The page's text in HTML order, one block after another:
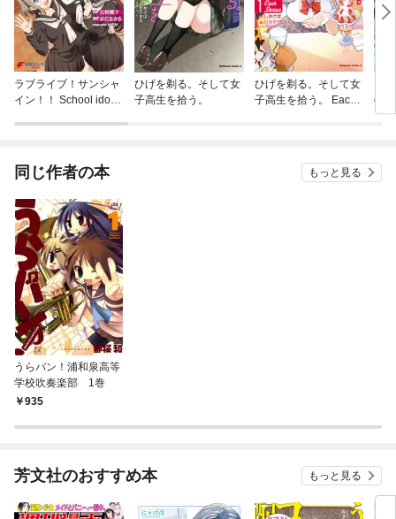
ラブライブ！サンシャ
イン！！ School idol d
ひげを剃る。そして女
子高生を拾う。
ひげを剃る。そして女
子高生を拾う。 Each
dol
ズン
同じ作者の本 もっと見る
うらバン！浦和泉高等
学校吹奏楽部 1巻
935
芳文社のおすすめ本 もっと見る